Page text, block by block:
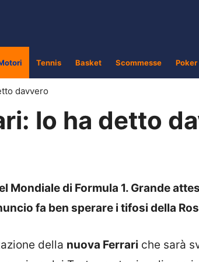
Tennis Basket Scommesse
davvero
lo ha detto
Mondiale di Formula 1. Grande
fa ben sperare i tifosi della
della nuova Ferrari che sarà